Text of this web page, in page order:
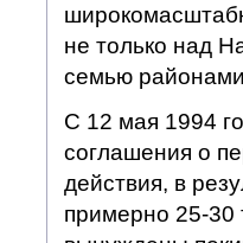
не только над
семью
С 12 мая 1994
соглашения о
действия, в
примерно 25-30